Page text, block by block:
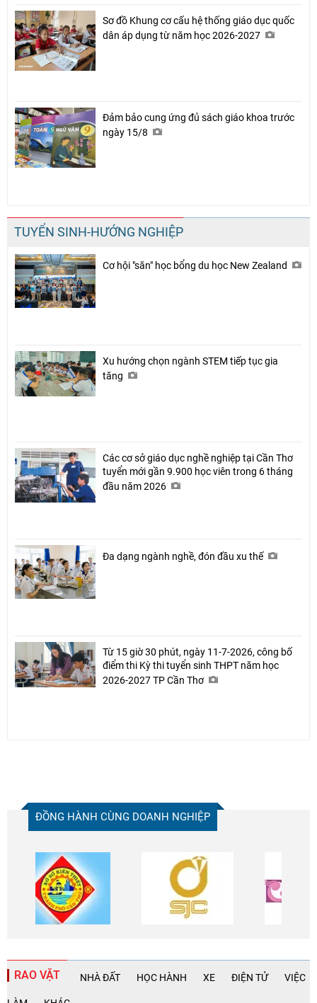
Sơ đồ Khung cơ cấu hệ thống giáo dục quốc
dân áp dụng từ năm học 2026-2027
Đảm bảo cung ứng đủ sách giáo khoa trước
ngày 15/8
TUYỂN SINH-HƯỚNG NGHIỆP
Cơ hội "săn" học bổng du học New Zealand
Xu hướng chọn ngành STEM tiếp tục gia
tăng
Các cơ sở giáo dục nghề nghiệp tại Cần Thơ
tuyển mới gần 9.900 học viên trong 6 tháng
đầu năm 2026
Đa dạng ngành nghề, đón đầu xu thế
Từ 15 giờ 30 phút, ngày 11-7-2026, công bố
điểm thi Kỳ thi tuyển sinh THPT năm học
2026-2027 TP Cần Thơ
ĐỒNG HÀNH CÙNG DOANH NGHIỆP
RAO VẶT NHÀ ĐẤT HỌC HÀNH XE ĐIỆN TỬ VIỆC